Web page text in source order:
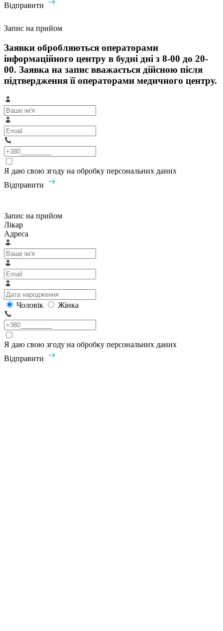
Відправити
Запис на прийом
Заявки обробляються операторами
інформаційного центру в будні дні з 8-00 до 20-
00. Заявка на запис вважається дійсною після
підтвердження її операторами медичного центру.
Я даю свою згоду на обробку персональних даних
Відправити
Запис на прийом
Лікар
Адреса
Чоловік Жінка
Я даю свою згоду на обробку персональних даних
Відправити